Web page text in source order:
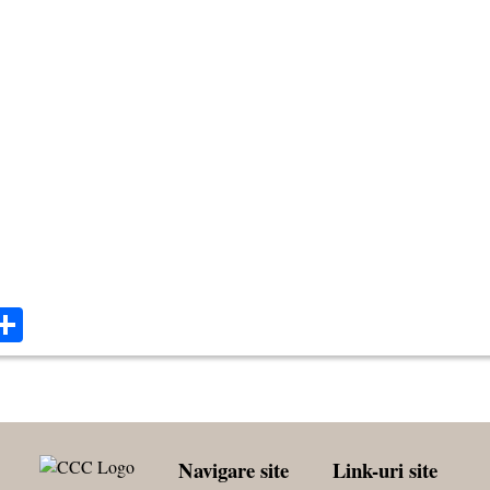
Navigare site Link-uri site